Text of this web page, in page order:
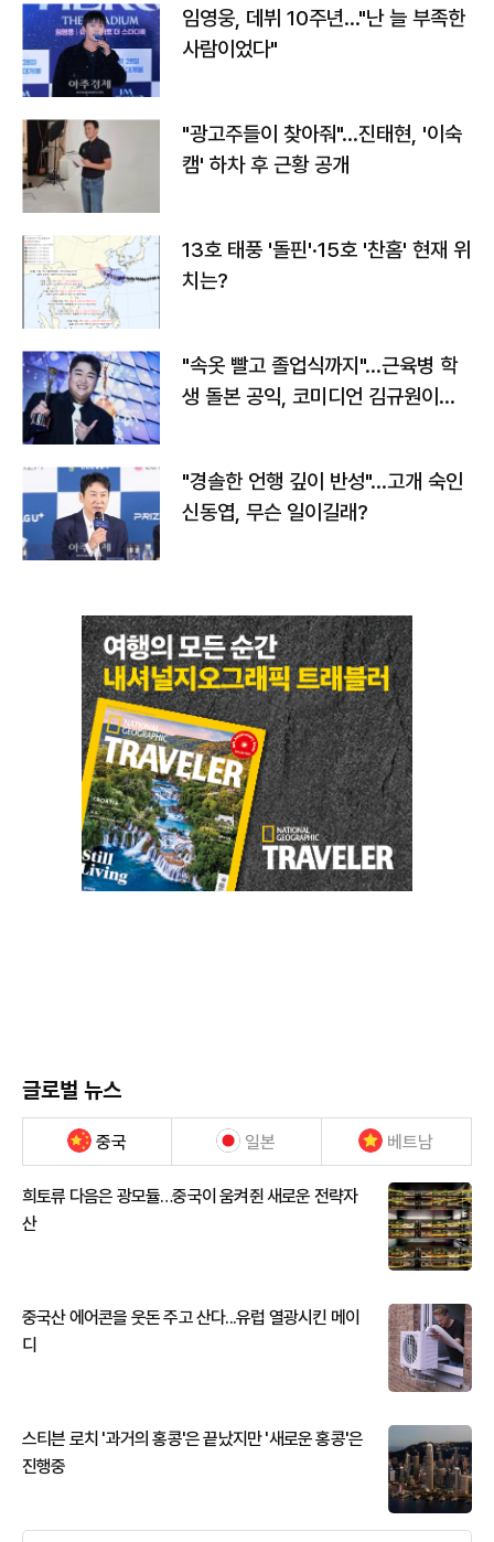
임영웅, 데뷔 10주년…"난 늘 부족한
사람이었다"
"광고주들이 찾아줘"…진태현, '이숙
캠' 하차 후 근황 공개
13호 태풍 '돌핀'·15호 '찬홈' 현재 위
치는?
"속옷 빨고 졸업식까지"…근육병 학
생 돌본 공익, 코미디언 김규원이었
"경솔한 언행 깊이 반성"…고개 숙인
신동엽, 무슨 일이길래?
글로벌 뉴스
중국 일본 베트남
희토류 다음은 광모듈…중국이 움켜쥔 새로운 전략자
산
중국산 에어콘을 웃돈 주고 산다...유럽 열광시킨 메이
디
스티븐 로치 '과거의 홍콩'은 끝났지만 '새로운 홍콩'은
진행중